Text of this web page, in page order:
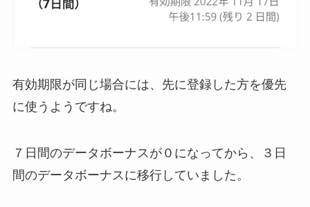
有効期限が同じ場合には、先に登録した方を優先
に使うようですね。
７日間のデータボーナスが０になってから、３日
間のデータボーナスに移行していました。